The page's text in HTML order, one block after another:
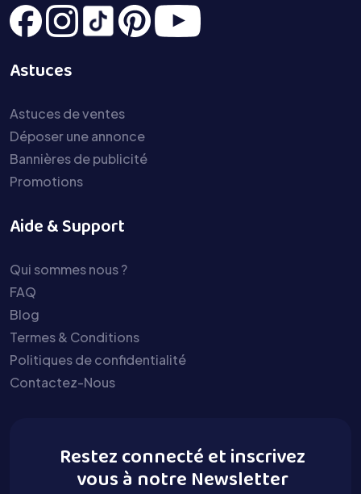
Astuces
Astuces de ventes
Déposer une annonce
Bannières de publicité
Promotions
Aide & Support
Qui sommes nous ?
FAQ
Blog
Termes & Conditions
Politiques de confidentialité
Contactez-Nous
Restez connecté et inscrivez
vous à notre Newsletter